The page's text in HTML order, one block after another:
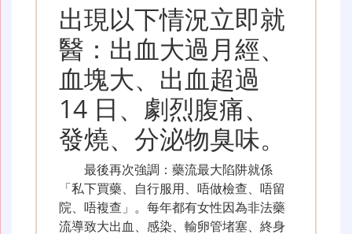
出現以下情況立即就
醫：出血大過月經、
血塊大、出血超過
14 日、劇烈腹痛、
發燒、分泌物臭味。
最後再次強調：藥流最大陷阱就係
「私下買藥、自行服用、唔做檢查、唔留
院、唔複查」。每年都有女性因為非法藥
流導致大出血、感染、輸卵管堵塞、終身